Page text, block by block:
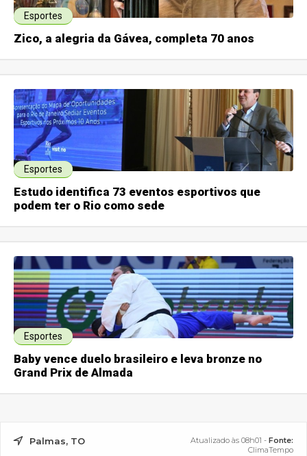
Esportes
Zico, a alegria da Gávea, completa 70 anos
Esportes
Estudo identifica 73 eventos esportivos que
podem ter o Rio como sede
Esportes
Baby vence duelo brasileiro e leva bronze no
Grand Prix de Almada
Palmas, TO Atualizado às 08h01 - Fonte:
ClimaTempo